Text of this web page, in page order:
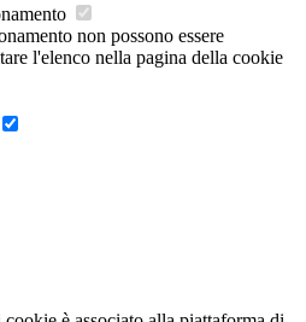
non possono essere
l'elenco nella pagina della cookie